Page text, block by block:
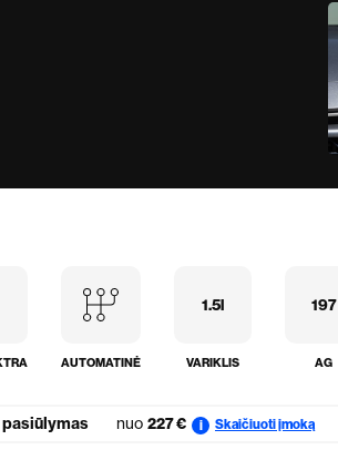
AUTOMATINĖ
1.5l
VARIKLIS
197
AG
pasiūlymas nuo 227 € i Skaičiuoti įmoką